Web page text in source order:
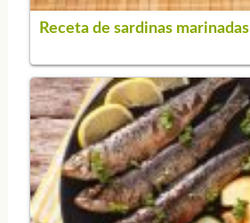
Receta de sardinas marinadas